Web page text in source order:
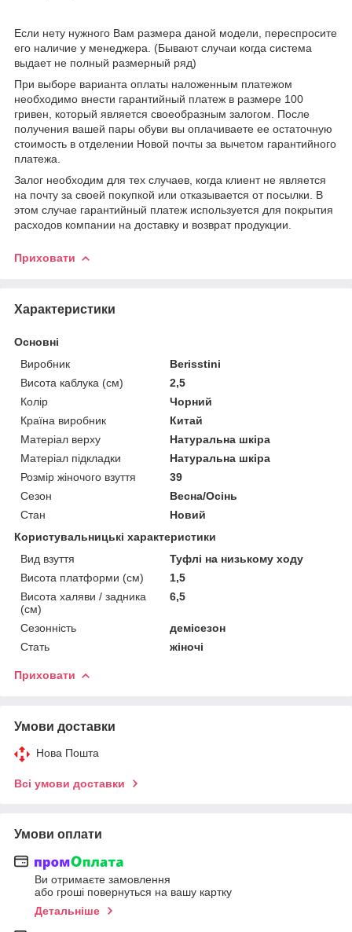
Если нету нужного Вам размера даной модели, переспросите
его наличие у менеджера. (Бывают случаи когда система
выдает не полный размерный ряд)
При выборе варианта оплаты наложенным платежом
необходимо внести гарантийный платеж в размере 100
гривен, который является своеобразным залогом. После
получения вашей пары обуви вы оплачиваете ее остаточную
стоимость в отделении Новой почты за вычетом гарантийного
платежа.
Залог необходим для тех случаев, когда клиент не является
на почту за своей покупкой или отказывается от посылки. В
этом случае гарантийный платеж используется для покрытия
расходов компании на доставку и возврат продукции.
Приховати
Характеристики
Основні
Виробник
Berisstini
Висота каблука (см)
2,5
Колір
Чорний
Країна виробник
Китай
Матеріал верху
Натуральна шкіра
Матеріал підкладки
Натуральна шкіра
Розмір жіночого взуття
39
Сезон
Весна/Осінь
Стан
Новий
Користувальницькі характеристики
Вид взуття
Туфлі на низькому ходу
Висота платформи (см)
1,5
Висота халяви / задника
(см)
6,5
Сезонність
демісезон
Стать
жіночі
Приховати
Умови доставки
Нова Пошта
Всі умови доставки
Умови оплати
Ви отримаєте замовлення
або гроші повернуться на вашу картку
Детальніше